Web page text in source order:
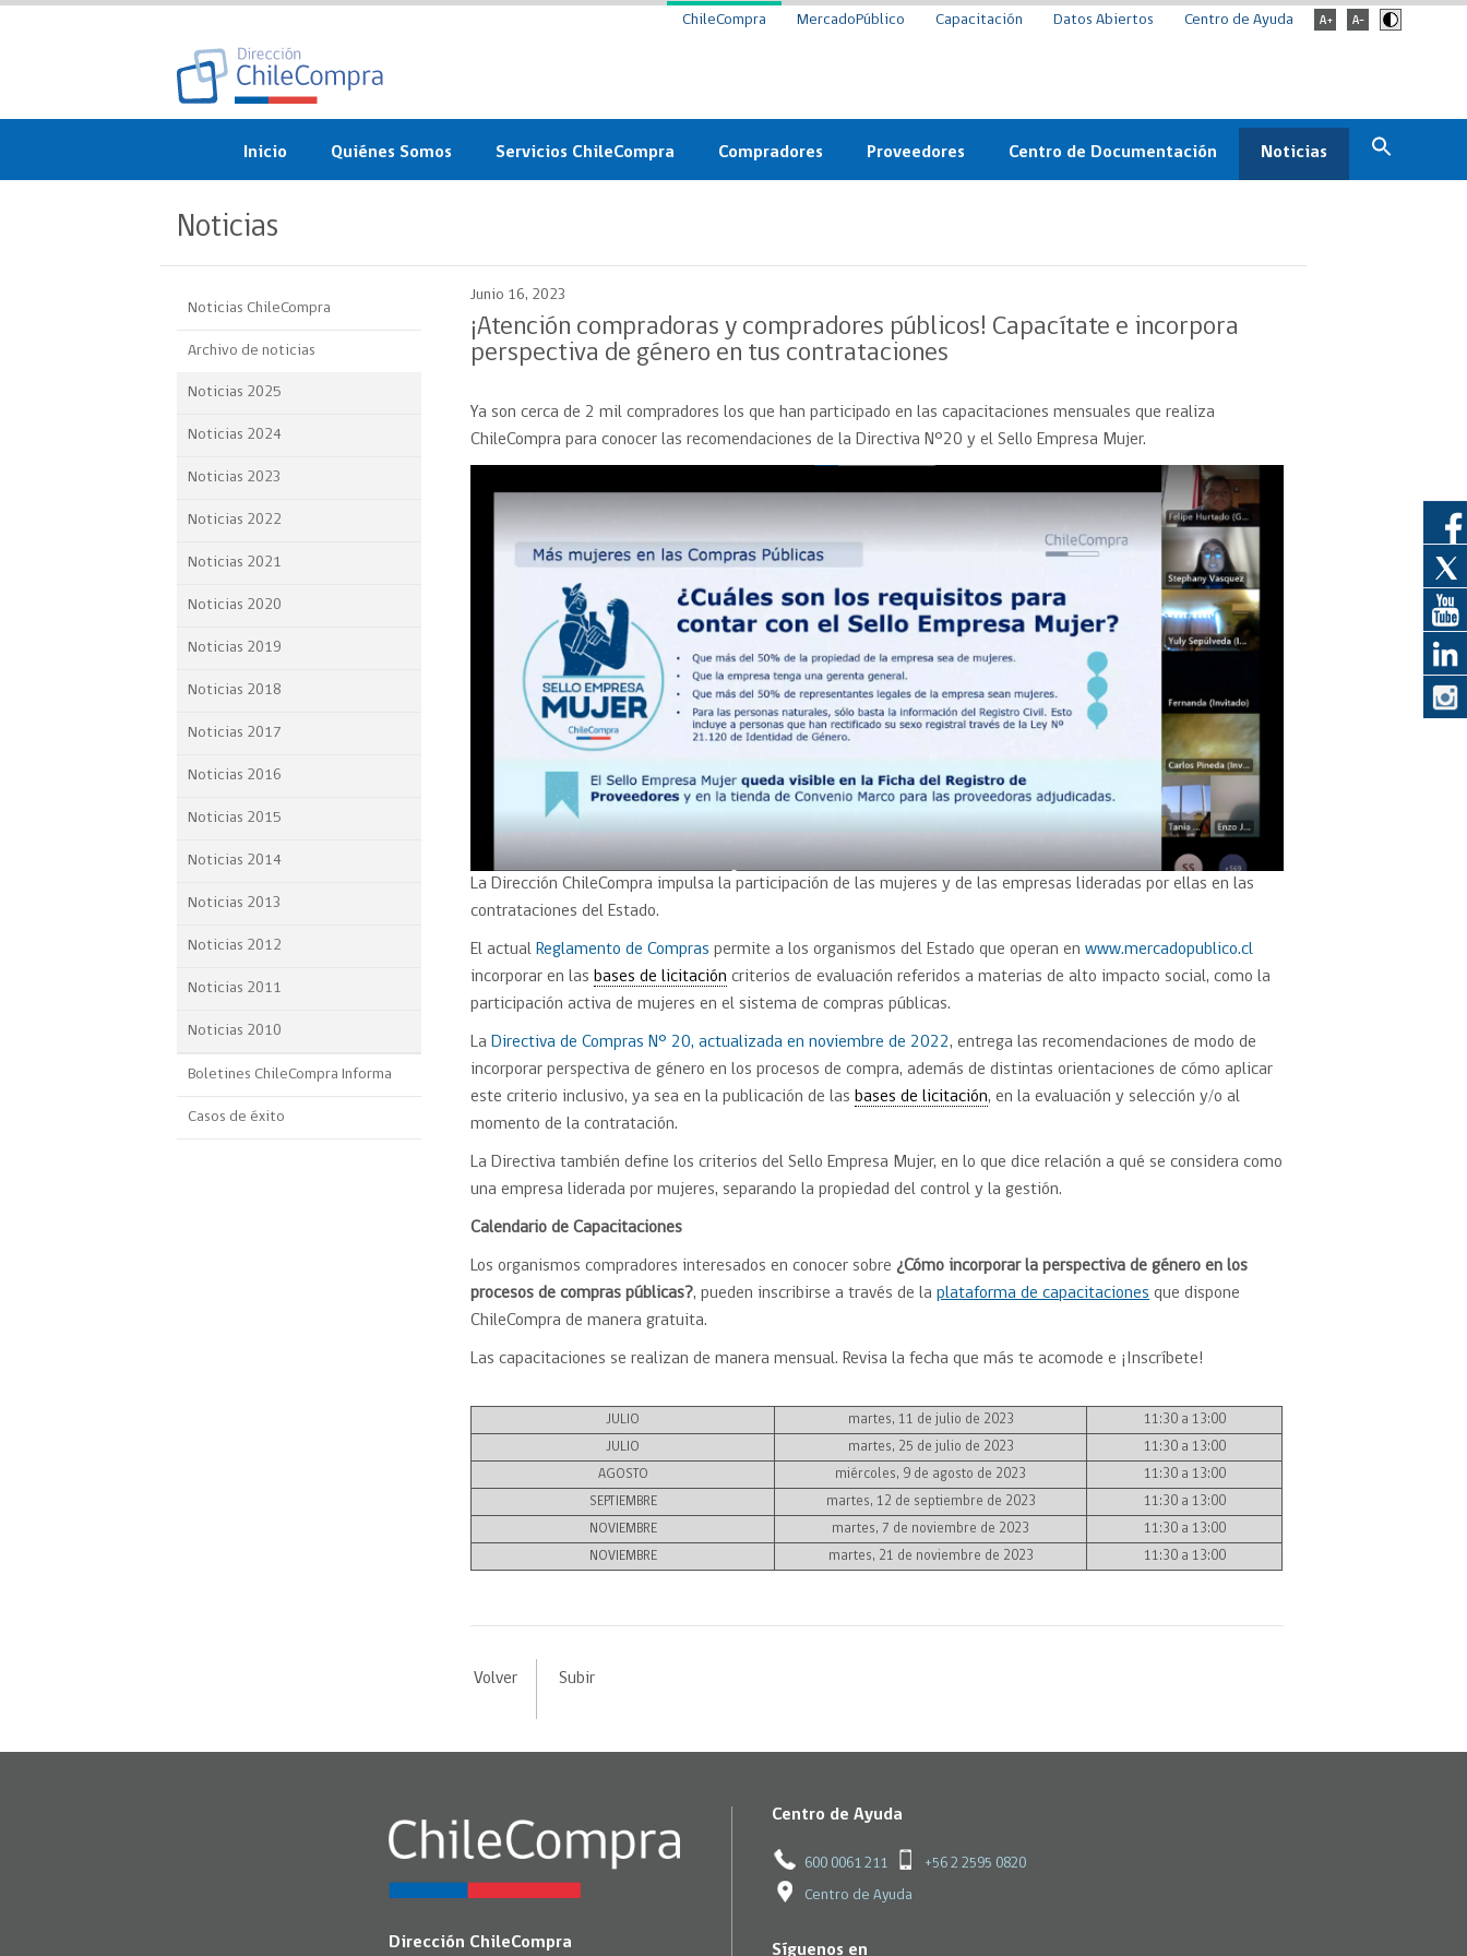
ChileCompra MercadoPúblico Capacitación Datos Abiertos Centro de Ayuda
Inicio Quiénes Somos
objetivos
Organigrama
Participación Ciudadana
Servicios ChileCompra
ChileCompra
Eficiencia
Capacitación ChileCompra:
Certificación competencias
Datos Abiertos
API de Mercado Público
Ciberseguridad
Emergencias
Compradores
Circular
Compra Ágil
Tipos de Licitaciones
Bases Tipo de Licitación
Convenio Marco
Subasta inversa
Compra Pública de
Gestión de Contratos
Compras públicas con
Proveedores
Licitaciones
Convenio Marco
Trato directo
Requisitos para obtener el
Sello Empresa Mujer
Centro de Documentación Noticias
Archivo de noticias
Noticias
Noticias ChileCompra
Archivo de noticias
Noticias 2025
Noticias 2024
Noticias 2023
Noticias 2022
Noticias 2021
Noticias 2020
Noticias 2019
Noticias 2018
Noticias 2017
Noticias 2016
Noticias 2015
Noticias 2014
Noticias 2013
Noticias 2012
Noticias 2011
Noticias 2010
Boletines ChileCompra Informa
Casos de éxito
Junio 16, 2023
¡Atención compradoras y compradores públicos! Capacítate e incorpora
perspectiva de género en tus contrataciones
Ya son cerca de 2 mil compradores los que han participado en las capacitaciones mensuales que realiza
ChileCompra para conocer las recomendaciones de la Directiva N°20 y el Sello Empresa Mujer.
La Dirección ChileCompra impulsa la participación de las mujeres y de las empresas lideradas por ellas en las
contrataciones del Estado.
El actualReglamento de Compras permite a los organismos del Estado que operan enwww.mercadopublico.cl
incorporar en lasbases de licitación criterios de evaluación referidos a materias de alto impacto social, como la
participación activa de mujeres en el sistema de compras públicas.
LaDirectiva de Compras N° 20, actualizada en noviembre de 2022, entrega las recomendaciones de modo de
incorporar perspectiva de género en los procesos de compra, además de distintas orientaciones de cómo aplicar
este criterio inclusivo, ya sea en la publicación de lasbases de licitación, en la evaluación y selección y/o al
momento de la contratación.
La Directiva también define los criterios del Sello Empresa Mujer, en lo que dice relación a qué se considera como
una empresa liderada por mujeres, separando la propiedad del control y la gestión.
Calendario de Capacitaciones
Los organismos compradores interesados en conocer sobre¿Cómo incorporar la perspectiva de género ​en los
procesos ​de compras públicas?, pueden inscribirse a través de la plataforma de capacitaciones que dispone
ChileCompra de manera gratuita. ​
Las capacitaciones se realizan de manera mensual. Revisa la fecha que más te acomode e ¡Inscríbete!
JULIO martes, 11 de julio de 2023
11:30 a 13:00
JULIO
martes, 25 de julio de 2023
11:30 a 13:00
AGOSTO
miércoles, 9 de agosto de 2023
11:30 a 13:00
SEPTIEMBRE
martes, 12 de septiembre de 2023
11:30 a 13:00
NOVIEMBRE
martes, 7 de noviembre de 2023
11:30 a 13:00
NOVIEMBRE
martes, 21 de noviembre de 2023 11:30 a 13:00
Volver Subir
Dirección ChileCompra
Centro de Ayuda
600 0061 211 +56 2 2595 0820
Centro de Ayuda
Síguenos en